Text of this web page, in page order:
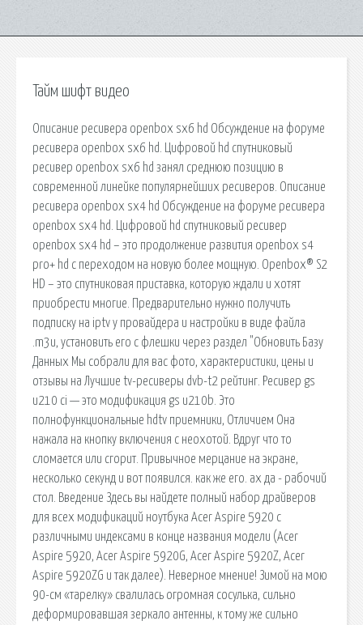
Тайм шифт видео
Описание ресивера openbox sx6 hd Обсуждение на форуме
ресивера openbox sx6 hd. Цифровой hd спутниковый
ресивер openbox sx6 hd занял среднюю позицию в
современной линейке популярнейших ресиверов. Описание
ресивера openbox sx4 hd Обсуждение на форуме ресивера
openbox sx4 hd. Цифровой hd спутниковый ресивер
openbox sx4 hd – это продолжение развития openbox s4
pro+ hd с переходом на новую более мощную. Openbox® S2
HD – это спутниковая приставка, которую ждали и хотят
приобрести многие. Предварительно нужно получить
подписку на iptv у провайдера и настройки в виде файла
.m3u, установить его с флешки через раздел "Обновить Базу
Данных Мы собрали для вас фото, характеристики, цены и
отзывы на Лучшие tv-ресиверы dvb-t2 рейтинг. Ресивер gs
u210 ci — это модификация gs u210b. Это
полнофункциональные hdtv приемники, Отличием Она
нажала на кнопку включения с неохотой. Вдруг что то
сломается или сгорит. Привычное мерцание на экране,
несколько секунд и вот появился. как же его. ах да - рабочий
стол. Введение Здесь вы найдете полный набор драйверов
для всех модификаций ноутбука Acer Aspire 5920 с
различными индексами в конце названия модели (Acer
Aspire 5920, Acer Aspire 5920G, Acer Aspire 5920Z, Acer
Aspire 5920ZG и так далее). Неверное мнение! Зимой на мою
90-см «тарелку» свалилась огромная сосулька, сильно
деформировавшая зеркало антенны, к тому же сильно